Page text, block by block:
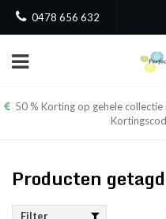
0478 656 632
50 % Korting op gehele
Producten
Filter